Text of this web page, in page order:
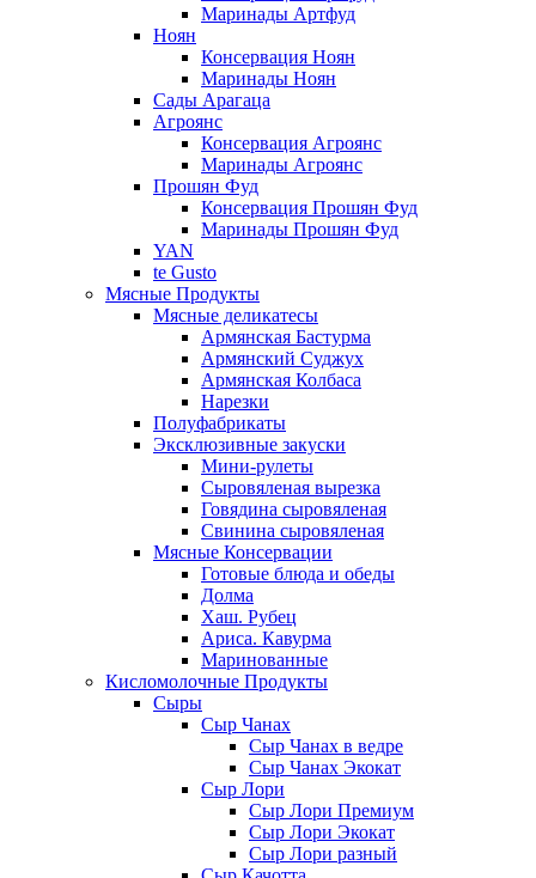
Маринады Артфуд
Ноян
Консервация Ноян
Маринады Ноян
Сады Арагаца
Агроянс
Консервация Агроянс
Маринады Агроянс
Прошян Фуд
Консервация Прошян Фуд
Маринады Прошян Фуд
YAN
te Gusto
Мясные Продукты
Мясные деликатесы
Армянская Бастурма
Армянский Суджух
Армянская Колбаса
Нарезки
Полуфабрикаты
Эксклюзивные закуски
Мини-рулеты
Сыровяленая вырезка
Говядина сыровяленая
Свинина сыровяленая
Мясные Консервации
Готовые блюда и обеды
Долма
Хаш. Рубец
Ариса. Кавурма
Маринованные
Кисломолочные Продукты
Сыры
Сыр Чанах
Сыр Чанах в ведре
Сыр Чанах Экокат
Сыр Лори
Сыр Лори Премиум
Сыр Лори Экокат
Сыр Лори разный